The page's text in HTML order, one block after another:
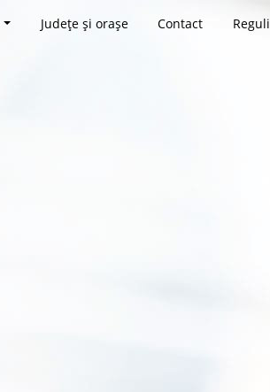
Județe și orașe Contact Reguli